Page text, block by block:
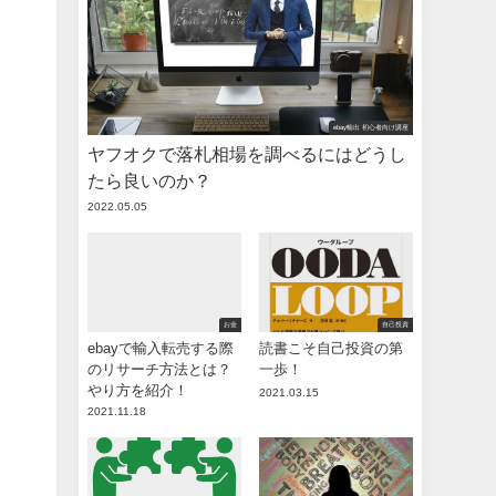
ebay輸出 初心者向け講座
ヤフオクで落札相場を調べるにはどうし
たら良いのか？
2022.05.05
お金
ebayで輸入転売する際
のリサーチ方法とは？
やり方を紹介！
2021.11.18
自己投資
読書こそ自己投資の第
一歩！
2021.03.15